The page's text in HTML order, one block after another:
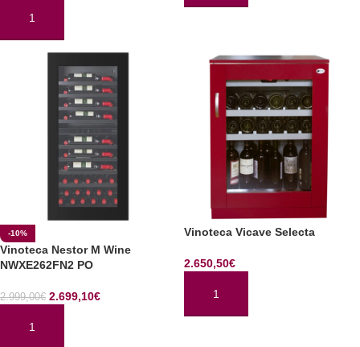
AÑADIR AL CARRITO
-10%
Vinoteca Nestor M Wine
NWXE262FN2 PO
2.999,00€ 2.699,10€
AÑADIR AL CARRITO
Vinoteca Vicave Selecta
2.650,50€
AÑADIR AL CARRITO